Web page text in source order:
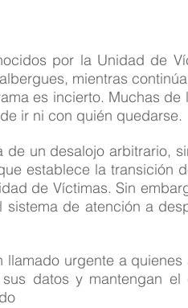
por la Unidad de
mientras
es incierto. Muchas de
ir ni con quién quedarse.
un desalojo arbitrario,
establece la transición
de Víctimas. Sin
de atención a
urgente a
datos y mantengan el